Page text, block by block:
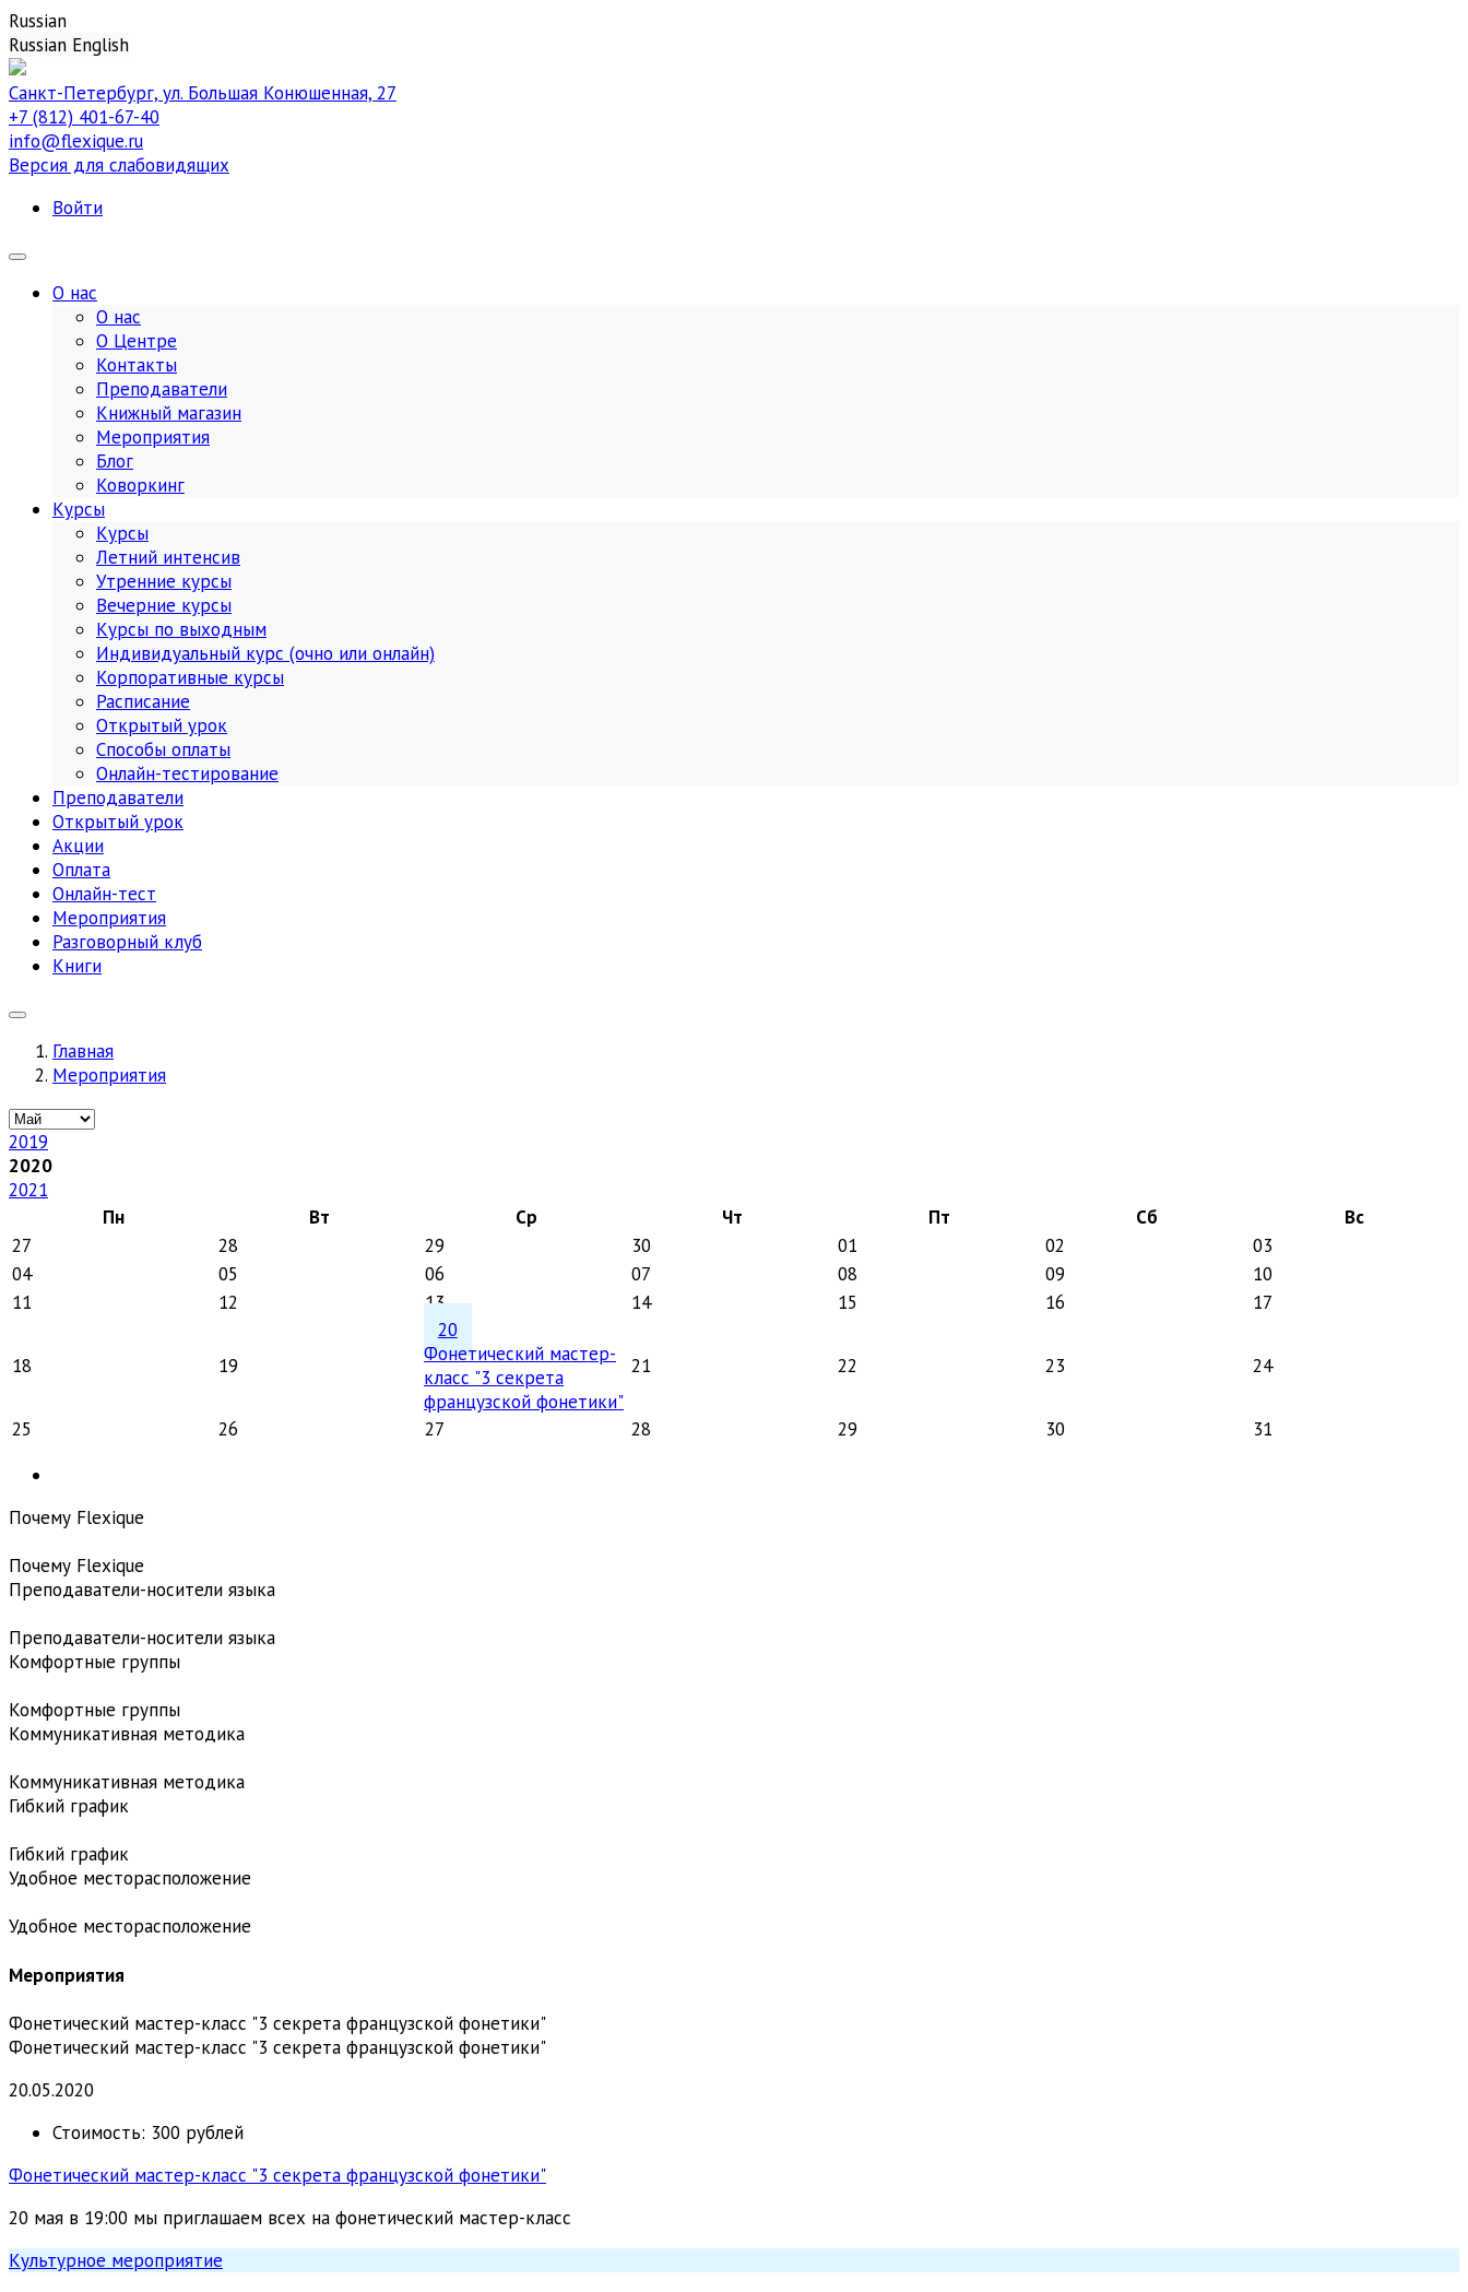
Russian
Russian English
Санкт-Петербург, ул. Большая Конюшенная, 27
+7 (812) 401-67-40
info@flexique.ru
Версия для слабовидящих
Войти
О нас
О нас
О Центре
Контакты
Преподаватели
Книжный магазин
Мероприятия
Блог
Коворкинг
Курсы
Курсы
Летний интенсив
Утренние курсы
Вечерние курсы
Курсы по выходным
Индивидуальный курс (очно или онлайн)
Корпоративные курсы
Расписание
Открытый урок
Способы оплаты
Онлайн-тестирование
Преподаватели
Открытый урок
Акции
Оплата
Онлайн-тест
Мероприятия
Разговорный клуб
Книги
Главная
Мероприятия
2019
2020
2021
Пн
Вт Ср Чт Пт Сб
Вс
27
28 29 30 01 02
03
04
05 06 07 08 09
10
11
12 13 14 15 16 17
18 19
20
Фонетический мастер-
класс "3 секрета
французской фонетики"
21 22 23 24
25 26 27 28 29 30 31
Почему Flexique
Почему Flexique
Преподаватели-носители языка
Преподаватели-носители языка
Комфортные группы
Комфортные группы
Коммуникативная методика
Коммуникативная методика
Гибкий график
Гибкий график
Удобное месторасположение
Удобное месторасположение
Мероприятия
Фонетический мастер-класс "3 секрета французской фонетики"
Фонетический мастер-класс "3 секрета французской фонетики"
20.05.2020
Стоимость: 300 рублей
Фонетический мастер-класс "3 секрета французской фонетики"
20 мая в 19:00 мы приглашаем всех на фонетический мастер-класс
Культурное мероприятие